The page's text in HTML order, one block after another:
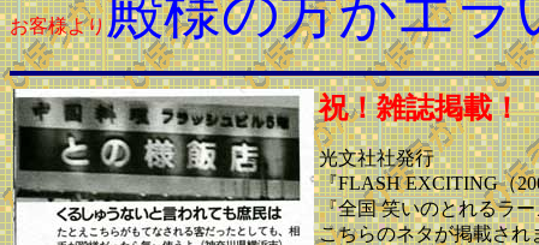
お客様より
祝！雑誌掲載！
光文社社発行
『FLASH EXCITING（
『全国 笑いのとれるラー
こちらのネタが掲載され